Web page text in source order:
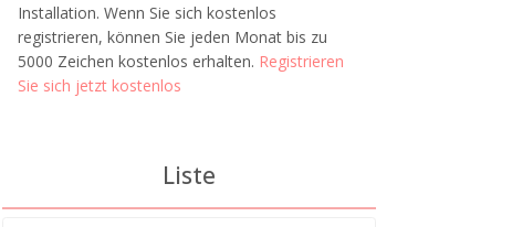
Installation. Wenn Sie sich kostenlos
registrieren, können Sie jeden Monat bis zu
5000 Zeichen kostenlos erhalten. Registrieren
Sie sich jetzt kostenlos
Liste